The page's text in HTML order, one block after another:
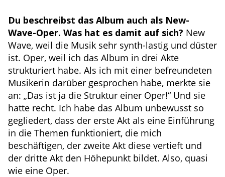
Du beschreibst das Album auch als New-
Wave-Oper. Was hat es damit auf sich? New
Wave, weil die Musik sehr synth-lastig und düster
ist. Oper, weil ich das Album in drei Akte
strukturiert habe. Als ich mit einer befreundeten
Musikerin darüber gesprochen habe, merkte sie
an: „Das ist ja die Struktur einer Oper!“ Und sie
hatte recht. Ich habe das Album unbewusst so
gegliedert, dass der erste Akt als eine Einführung
in die Themen funktioniert, die mich
beschäftigen, der zweite Akt diese vertieft und
der dritte Akt den Höhepunkt bildet. Also, quasi
wie eine Oper.